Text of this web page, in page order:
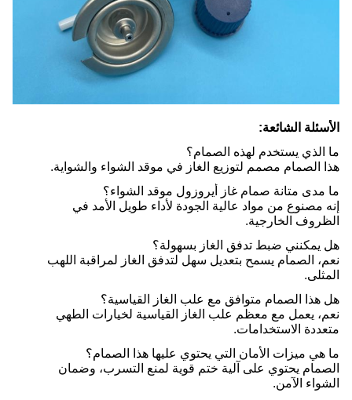
الأسئلة الشائعة:
ما الذي يستخدم لهذه الصمام؟
هذا الصمام مصمم لتوزيع الغاز في موقد الشواء والشواية.
ما مدى متانة صمام غاز أيروزول موقد الشواء؟
إنه مصنوع من مواد عالية الجودة لأداء طويل الأمد في
الظروف الخارجية.
هل يمكنني ضبط تدفق الغاز بسهولة؟
نعم، الصمام يسمح بتعديل سهل لتدفق الغاز لمراقبة اللهب
المثلى.
هل هذا الصمام متوافق مع علب الغاز القياسية؟
نعم، يعمل مع معظم علب الغاز القياسية لخيارات الطهي
متعددة الاستخدامات.
ما هي ميزات الأمان التي يحتوي عليها هذا الصمام؟
الصمام يحتوي على آلية ختم قوية لمنع التسرب، وضمان
الشواء الآمن.